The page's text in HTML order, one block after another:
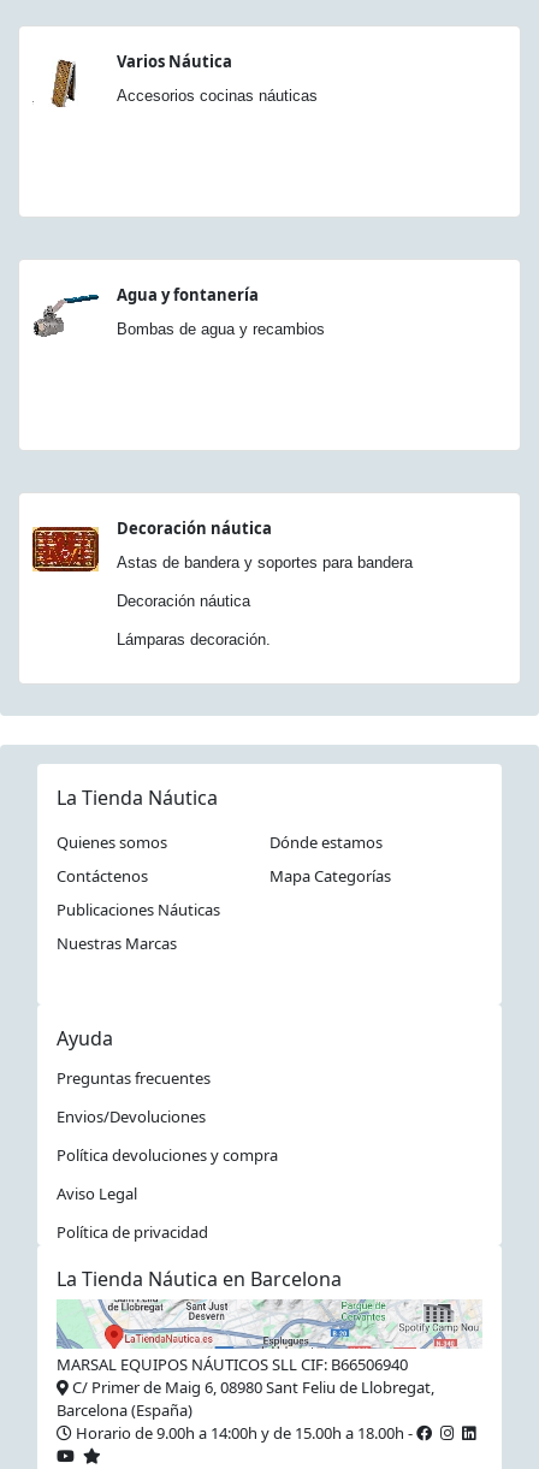
Varios Náutica
Accesorios cocinas náuticas
Agua y fontanería
Bombas de agua y recambios
Decoración náutica
Astas de bandera y soportes para bandera
Decoración náutica
Lámparas decoración.
La Tienda Náutica
Quienes somos
Dónde estamos
Contáctenos
Mapa Categorías
Publicaciones Náuticas
Nuestras Marcas
Ayuda
Preguntas frecuentes
Envios/Devoluciones
Política devoluciones y compra
Aviso Legal
Política de privacidad
La Tienda Náutica en Barcelona
MARSAL EQUIPOS NÁUTICOS SLL CIF: B66506940
C/ Primer de Maig 6, 08980 Sant Feliu de Llobregat,
Barcelona (España)
Horario de 9.00h a 14:00h y de 15.00h a 18.00h -